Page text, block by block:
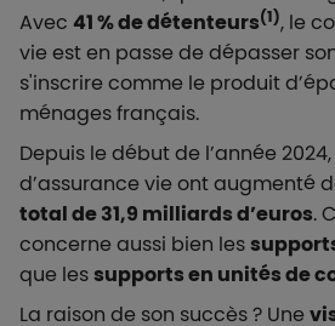
Avec 41 % de détenteurs(1), le
vie est en passe de dépasser
s'inscrire comme le produit
ménages français.
Depuis le début de l’année
d’assurance vie ont augmenté
total de 31,9 milliards d’euros.
concerne aussi bien les
que lessupports en unités de
La raison de son succès ? Une